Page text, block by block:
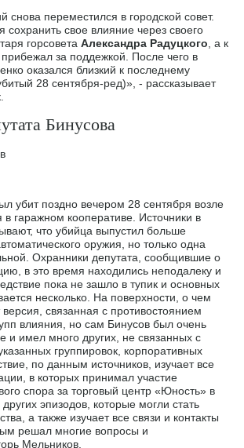
снова переместился в городской совет.
сохранить свое влияние через своего
горсоветаАлександра Радуцкого , а к
за поддежкой. После чего в
оказался близкий к последнему
28 сентября-ред)», - рассказывает
Бинусова
убит поздно вечером 28 сентября возле
в гаражном кооперативе. Источники в
что убийца выпустил больше
оружия, но только одна
Охранники депутата, сообщившие о
в это время находились неподалеку и
пока не зашло в тупик и основных
несколько. На поверхности, о чем
версия, связанная с противостоянием
влияния, но сам Бинусов был очень
и имел много других, не связанных с
группировок, корпоративных
по данным источников, изучает все
в которых принимал участие
спора за торговый центр «Юность» в
эпизодов, которые могли стать
а также изучает все связи и контакты
решал многие вопросы и
Мельников.